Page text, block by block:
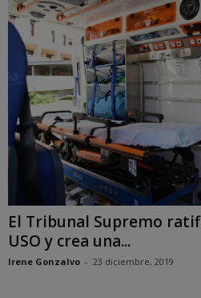
El Tribunal Supremo
USO y crea una...
Irene Gonzalvo - 23 diciembre, 2019